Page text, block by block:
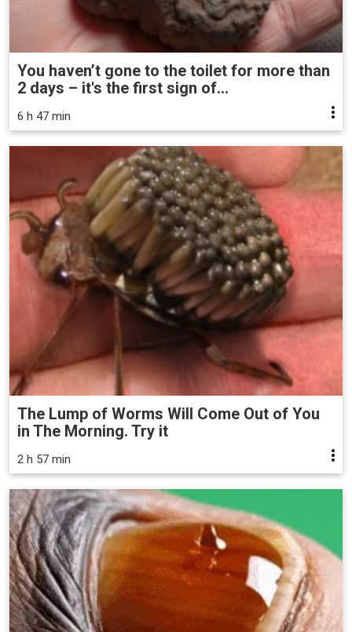
You haven’t gone to the toilet for more than
2 days – it's the first sign of...
6 h 47 min
The Lump of Worms Will Come Out of You
in The Morning. Try it
2 h 57 min